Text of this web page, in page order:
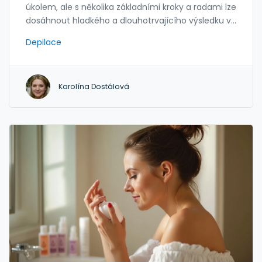
úkolem, ale s několika základními kroky a radami lze
dosáhnout hladkého a dlouhotrvajícího výsledku v
různých metod depilace, od holení po voskové
efektivní odstranění chloupků. Důležitou součástí je
také péče o pokožku před a po depilaci, aby se
minimalizovalo podráždění a dosáhlo se
si vybrat správné produkty a jak pečovat o intimní
Depilace
Karolína Dostálová